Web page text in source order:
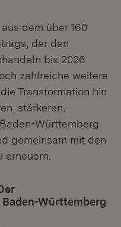
dem über 160
der den
bis 2026
zahlreiche weitere
Transformation hin
stärkeren,
Württemberg
gemeinsam mit den
Württemberg